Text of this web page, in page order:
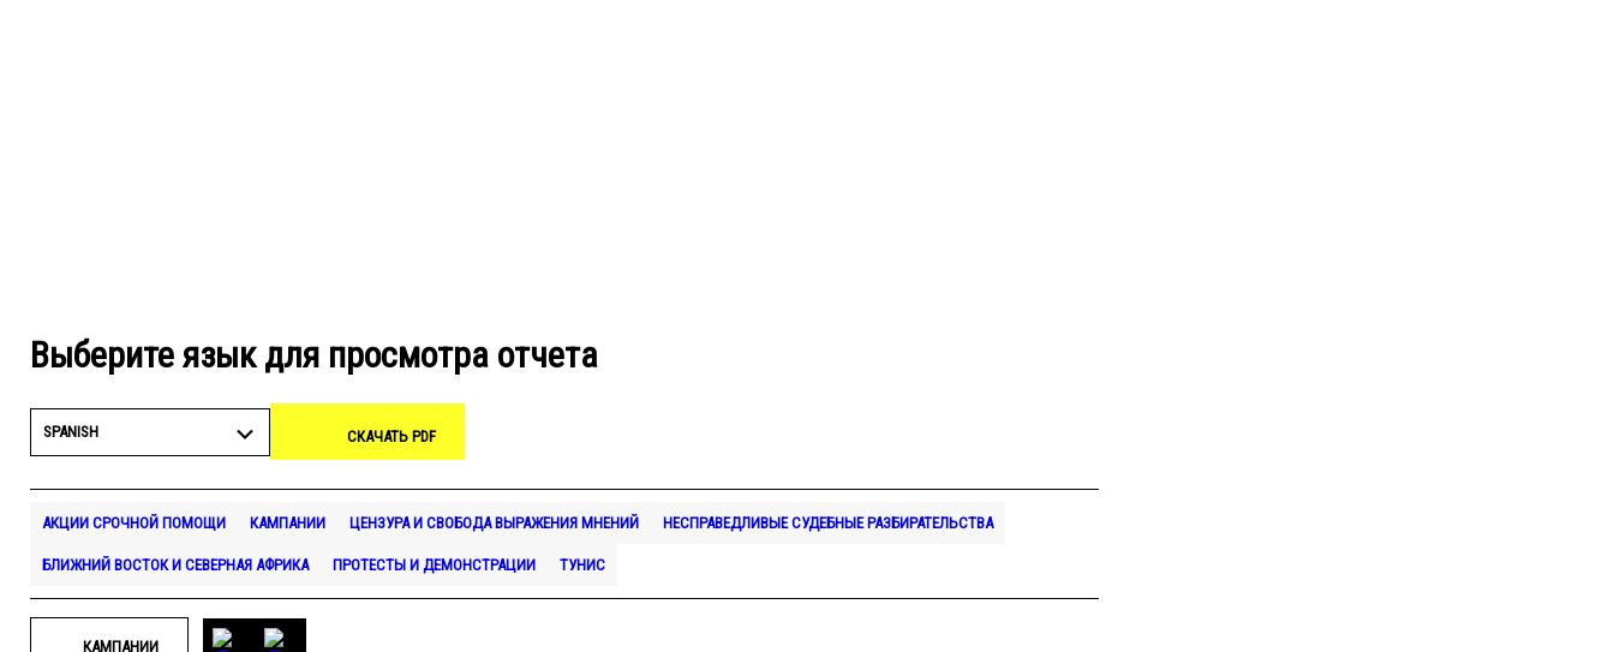
Выберите язык для просмотра отчета
SPANISH СКАЧАТЬ PDF
АКЦИИ СРОЧНОЙ ПОМОЩИ КАМПАНИИ ЦЕНЗУРА И СВОБОДА ВЫРАЖЕНИЯ МНЕНИЙ НЕСПРАВЕДЛИВЫЕ СУДЕБНЫЕ РАЗБИРАТЕЛЬСТВА
БЛИЖНИЙ ВОСТОК И СЕВЕРНАЯ АФРИКА ПРОТЕСТЫ И ДЕМОНСТРАЦИИ ТУНИС
КАМПАНИИ